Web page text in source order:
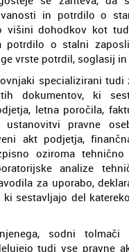
in potrdilo o
višini dohodkov kot
potrdilo o stalni
vrste potrdil, soglasij in
specializirani tudi
dokumentov, ki
letna poročila,
pravne
akt podjetja,
oziroma tehnično
analize
za uporabo,
sestavljajo del
sodni tolmači
tudi vse pravne